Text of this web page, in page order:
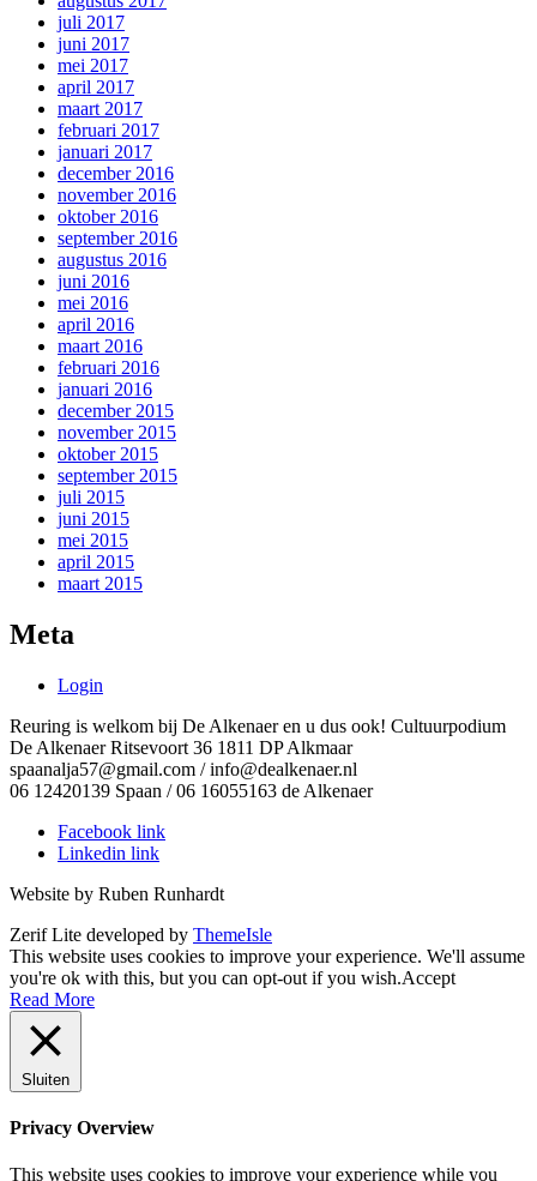
juli 2017
juni 2017
mei 2017
april 2017
maart 2017
februari 2017
januari 2017
december 2016
november 2016
oktober 2016
september 2016
augustus 2016
juni 2016
mei 2016
april 2016
maart 2016
februari 2016
januari 2016
december 2015
november 2015
oktober 2015
september 2015
juli 2015
juni 2015
mei 2015
april 2015
maart 2015
Meta
Login
Reuring is welkom bij De Alkenaer en u dus ook! Cultuurpodium
De Alkenaer Ritsevoort 36 1811 DP Alkmaar
spaanalja57@gmail.com / info@dealkenaer.nl
06 12420139 Spaan / 06 16055163 de Alkenaer
Facebook link
Linkedin link
Website by Ruben Runhardt
Zerif Lite developed by ThemeIsle
This website uses cookies to improve your experience. We'll assume
you're ok with this, but you can opt-out if you wish.Accept
Read More
Sluiten
Privacy Overview
This website uses cookies to improve your experience while you